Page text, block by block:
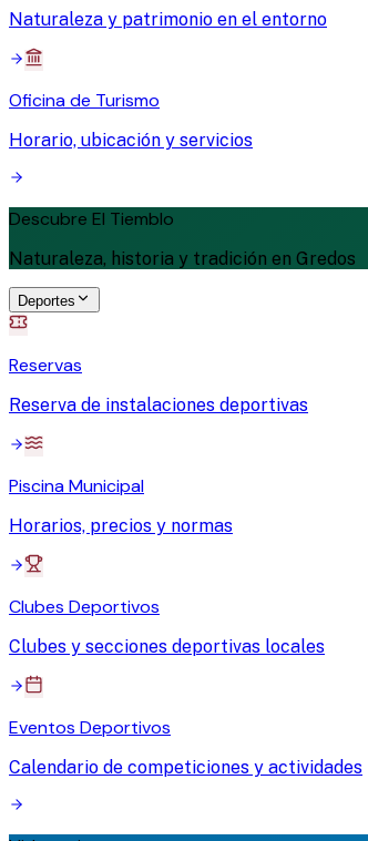
Naturaleza y patrimonio en el entorno
Oficina de Turismo
Horario, ubicación y servicios
Descubre El Tiemblo
Naturaleza, historia y tradición en Gredos
Deportes
Reservas
Reserva de instalaciones deportivas
Piscina Municipal
Horarios, precios y normas
Clubes Deportivos
Clubes y secciones deportivas locales
Eventos Deportivos
Calendario de competiciones y actividades